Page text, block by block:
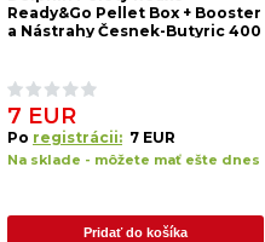
Ready&Go Pellet Box + Booster
a Nástrahy Česnek-Butyric 400
7 EUR
Po registrácii: 7 EUR
Na sklade - môžete mať ešte dnes
Pridať do košíka